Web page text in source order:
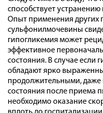
способствует
Опыт применения других
сульфонилмочевины
гипогликемия может
эффективное
состояния. В случае если
обладают ярко
продолжительными, даже
состояния после приема
необходимо оказание